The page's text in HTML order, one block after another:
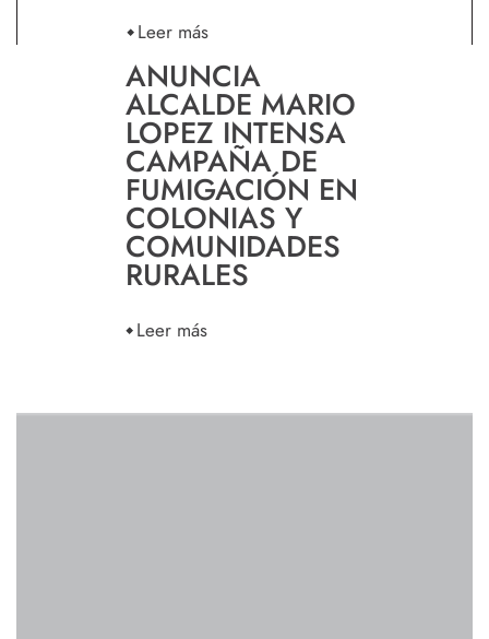
Leer más
ANUNCIA
ALCALDE MARIO
LOPEZ INTENSA
CAMPAÑA DE
FUMIGACIÓN EN
COLONIAS Y
COMUNIDADES
RURALES
Leer más